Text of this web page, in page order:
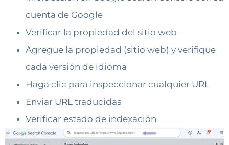
cuenta de Google
Verificar la propiedad del sitio web
Agregue la propiedad (sitio web) y verifique
cada versión de idioma
Haga clic para inspeccionar cualquier URL
Enviar URL traducidas
Verificar estado de indexación